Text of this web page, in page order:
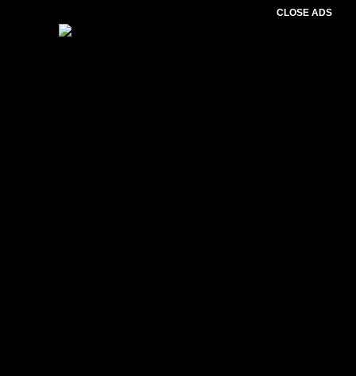
CLOSE ADS